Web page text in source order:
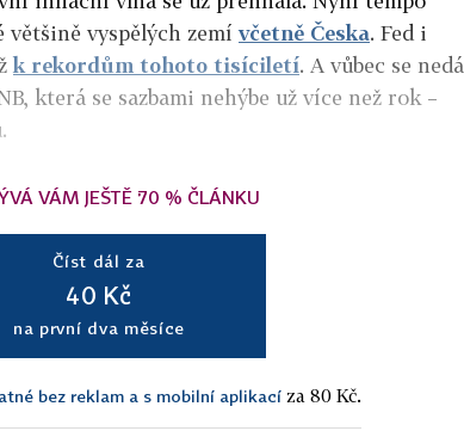
většině vyspělých zemívčetně Česka. Fed i
k rekordům tohoto tisíciletí. A vůbec se nedá
která se sazbami nehýbe už více než rok –
VÁM JEŠTĚ 70 % ČLÁNKU
Číst dál za
40 Kč
na první dva měsíce
bez reklam a s mobilní aplikací za 80 Kč.